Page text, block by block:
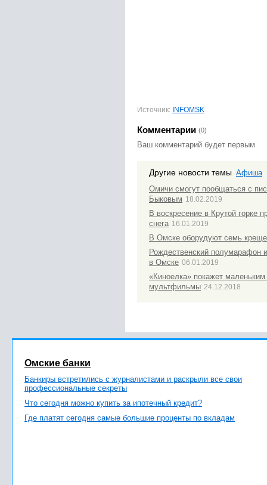
Источник: INFOMSK
Комментарии (0)
Ваш комментарий будет первым
Другие новости темы Афиша
Омичи смогут пообщаться с
Быковым 18.02.2019
В воскресение в Крутой горке
снега 16.01.2019
В Омске оборудуют семь
Рождественский полумарафон
в Омске 06.01.2019
«Киноелка» покажет
мультфильмы 24.12.2018
Омские банки
Банкиры встретились с журналистами и раскрыли все свои
профессиональные секреты
Что сегодня можно купить за ипотечный кредит?
Где платят сегодня самые большие проценты по вкладам